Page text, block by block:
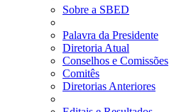
Sobre a SBED
Palavra da Presidente
Diretoria Atual
Conselhos e Comissões
Comitês
Diretorias Anteriores